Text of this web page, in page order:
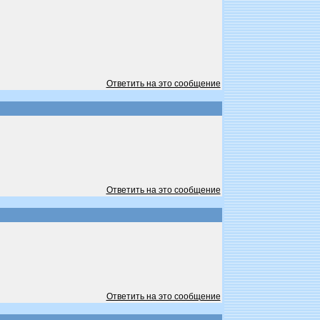
Ответить на это сообщение
Ответить на это сообщение
Ответить на это сообщение